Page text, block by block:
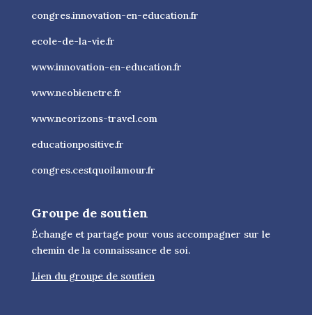
congres.innovation-en-education.fr
ecole-de-la-vie.fr
www.innovation-en-education.fr
www.neobienetre.fr
www.neorizons-travel.com
educationpositive.fr
congres.cestquoilamour.fr
Groupe de soutien
Échange et partage pour vous accompagner sur le
chemin de la connaissance de soi.
Lien du groupe de soutien